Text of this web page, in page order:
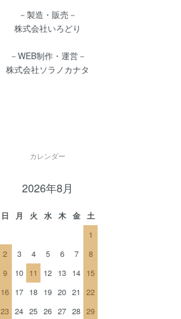
－製造・販売－
株式会社いろどり
－WEB制作・運営－
株式会社ソラノカナタ
カレンダー
2026年8月
日 月 火 水 木 金
土
1
2
3 4 5 6 7
8
9
10 11 12 13 14 15
16 17 18 19 20 21
22
23 24 25 26 27 28 29